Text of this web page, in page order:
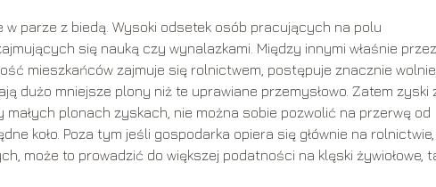
parze z biedą. Wysoki odsetek osób pracujących na polu
się nauką czy wynalazkami. Między innymi właśnie
mieszkańców zajmuje się rolnictwem, postępuje znacznie
dużo mniejsze plony niż te uprawiane przemysłowo. Zatem zyski
plonach zyskach, nie można sobie pozwolić na przerwę od
koło. Poza tym jeśli gospodarka opiera się głównie na rolnictwie,
może to prowadzić do większej podatności na klęski żywiołowe,